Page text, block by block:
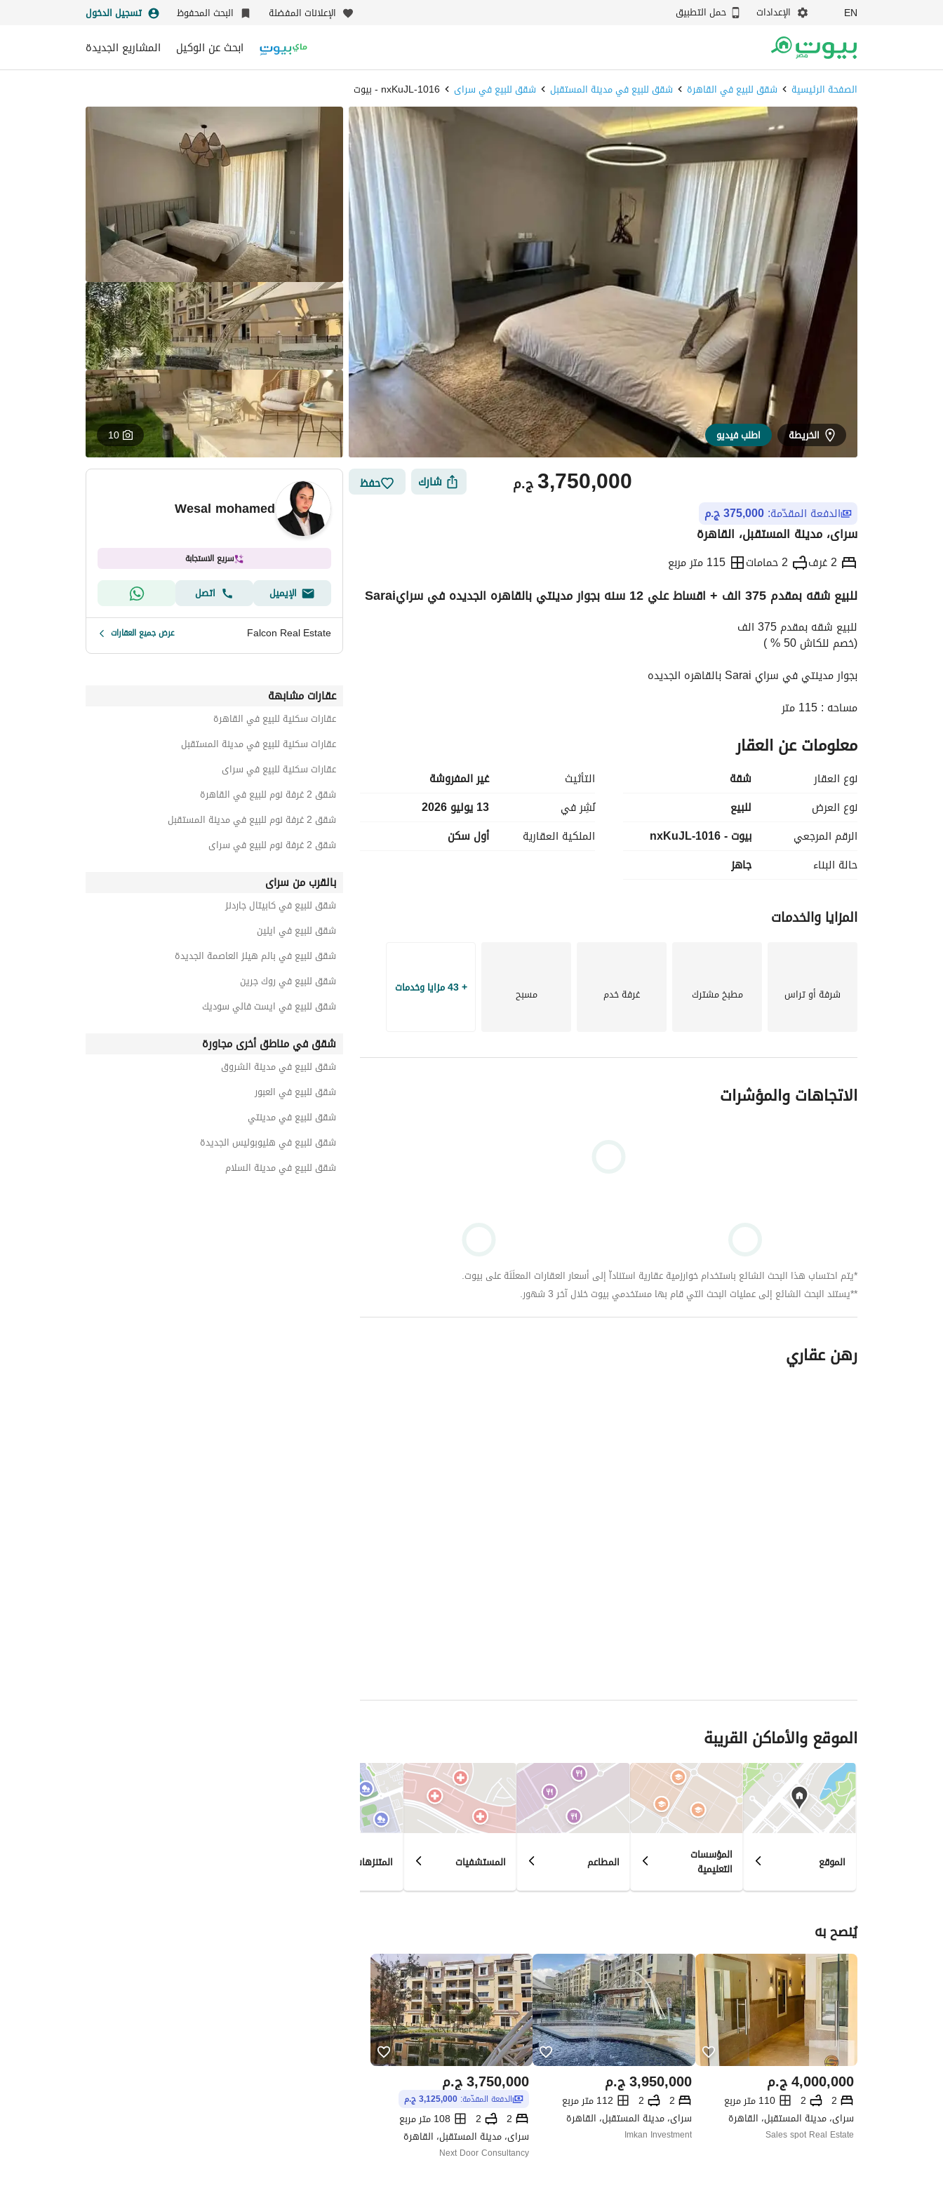
EN الإعدادات حمل التطبيق الإعلانات المفضلة البحث المحفوظ تسجيل الدخول
ابحث عن الوكيل المشاريع الجديدة
الصفحة الرئيسية شقق للبيع في القاهرة شقق للبيع في مدينة المستقبل شقق للبيع في سراى 1016-nxKuJL - بيوت
الخريطة اطلب فيديو 10
ج.م3,750,000 شارك حفظ
الدفعة المقدّمة: 375,000 ج.م
سراى، مدينة المستقبل، القاهرة
2 غرف 2 حمامات 115 متر مربع
التفاصيل الاتجاهات والمؤشرات رهن عقاري الموقع والأماكن القريبة
للبيع شقه بمقدم 375 الف + اقساط علي 12 سنه بجوار مدينتي بالقاهره الجديده في سرايSarai
للبيع شقه بمقدم 375 الف
(خصم للكاش 50 % )
بجوار مدينتي في سراي Sarai بالقاهره الجديده
مساحه : 115 متر
مقدم : 375 الف
تقسيط علي 12 سنه
سعر الكاش بعد الخصم : 3,750,000
للتواصل فون+ واتساب :
عرض معلومات الاتصال
معلومات عن العقار
نوع العقار
شقة
نوع العرض
للبيع
الرقم المرجعي
بيوت - 1016-nxKuJL
حالة البناء
جاهز
التأثيث
غير المفروشة
نُشِر في
13 يوليو 2026
الملكية العقارية
أول سكن
المزايا والخدمات
شرفة أو تراس مطبخ مشترك غرفة خدم مسبح + 43 مزايا وخدمات
الاتجاهات والمؤشرات
*يتم احتساب هذا البحث الشائع باستخدام خوارزمية عقارية استناداّ إلى أسعار العقارات المعلَنَة على بيوت.
**يستند البحث الشائع إلى عمليات البحث التي قام بها مستخدمي بيوت خلال آخر 3 شهور.
رهن عقاري
الموقع والأماكن القريبة
الموقع المؤسسات
التعليمية المطاعم المستشفيات المتنزهات
يُنصح به
ج.م4,000,000
2
2
110 متر مربع
سراى، مدينة المستقبل، القاهرة
Sales spot Real Estate
ج.م3,950,000
2
2
112 متر مربع
سراى، مدينة المستقبل، القاهرة
Imkan Investment
ج.م3,750,000
الدفعة المقدّمة: 3,125,000 ج.م
2
2
108 متر مربع
سراى، مدينة المستقبل، القاهرة
Next Door Consultancy
Wesal mohamed
سريع الاستجابة
الإيميل اتصل
Falcon Real Estate عرض جميع العقارات
عقارات مشابهة
عقارات سكنية للبيع في القاهرة
عقارات سكنية للبيع في مدينة المستقبل
عقارات سكنية للبيع في سراى
شقق 2 غرفة نوم للبيع في القاهرة
شقق 2 غرفة نوم للبيع في مدينة المستقبل
شقق 2 غرفة نوم للبيع في سراى
بالقرب من سراى
شقق للبيع في كابيتال جاردنز
شقق للبيع في ايلين
شقق للبيع في بالم هيلز العاصمة الجديدة
شقق للبيع في روك جرين
شقق للبيع في ايست فالي سوديك
شقق في مناطق أخرى مجاورة
شقق للبيع في مدينة الشروق
شقق للبيع في العبور
شقق للبيع في مدينتي
شقق للبيع في هليوبوليس الجديدة
شقق للبيع في مدينة السلام